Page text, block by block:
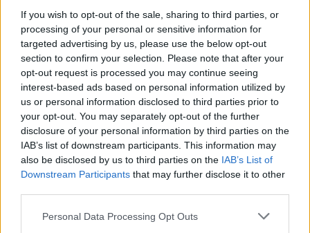
If you wish to opt-out of the sale, sharing to third parties, or
processing of your personal or sensitive information for
targeted advertising by us, please use the below opt-out
section to confirm your selection. Please note that after your
opt-out request is processed you may continue seeing
interest-based ads based on personal information utilized by
us or personal information disclosed to third parties prior to
your opt-out. You may separately opt-out of the further
disclosure of your personal information by third parties on the
IAB’s list of downstream participants. This information may
also be disclosed by us to third parties on the IAB’s List of
Downstream Participants that may further disclose it to other
Please note that this website/app uses one or more Google
Personal Data Processing Opt Outs
Αγορά μεταχειρισμένου χωρίς ρίσκο: Πώς το Cardom
αλλάζει τα δεδομένα
Η πλατφόρμα της Avis και της Skroutz φέρνει
διαφάνεια, ασφάλεια και 100% online διαδικασία, με
χρηματοδότηση από την Εθνική Τράπεζα